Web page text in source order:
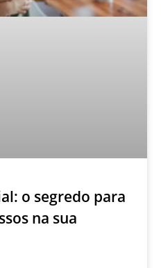
o segredo para
na sua